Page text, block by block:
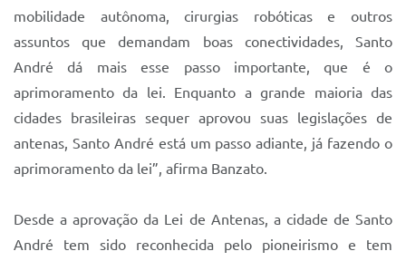
mobilidade autônoma, cirurgias robóticas e outros
assuntos que demandam boas conectividades, Santo
André dá mais esse passo importante, que é o
aprimoramento da lei. Enquanto a grande maioria das
cidades brasileiras sequer aprovou suas legislações de
antenas, Santo André está um passo adiante, já fazendo o
aprimoramento da lei”, afirma Banzato.
Desde a aprovação da Lei de Antenas, a cidade de Santo
André tem sido reconhecida pelo pioneirismo e tem